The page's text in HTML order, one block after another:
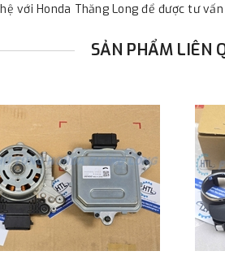
với Honda Thăng Long để được tư
SẢN PHẨM LIÊN